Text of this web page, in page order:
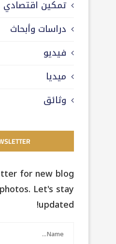
تمكين اقتصادي
دراسات وأبحاث
فيديو
ميديا
وثائق
for new blog
Let's stay
updated!